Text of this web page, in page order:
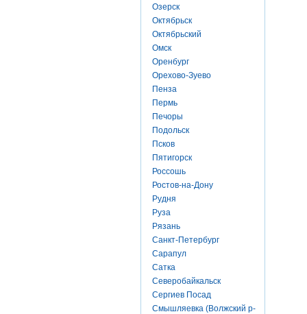
Озерск
Октябрьск
Октябрьский
Омск
Оренбург
Орехово-Зуево
Пенза
Пермь
Печоры
Подольск
Псков
Пятигорск
Россошь
Ростов-на-Дону
Рудня
Руза
Рязань
Санкт-Петербург
Сарапул
Сатка
Северобайкальск
Сергиев Посад
Смышляевка (Волжский р-